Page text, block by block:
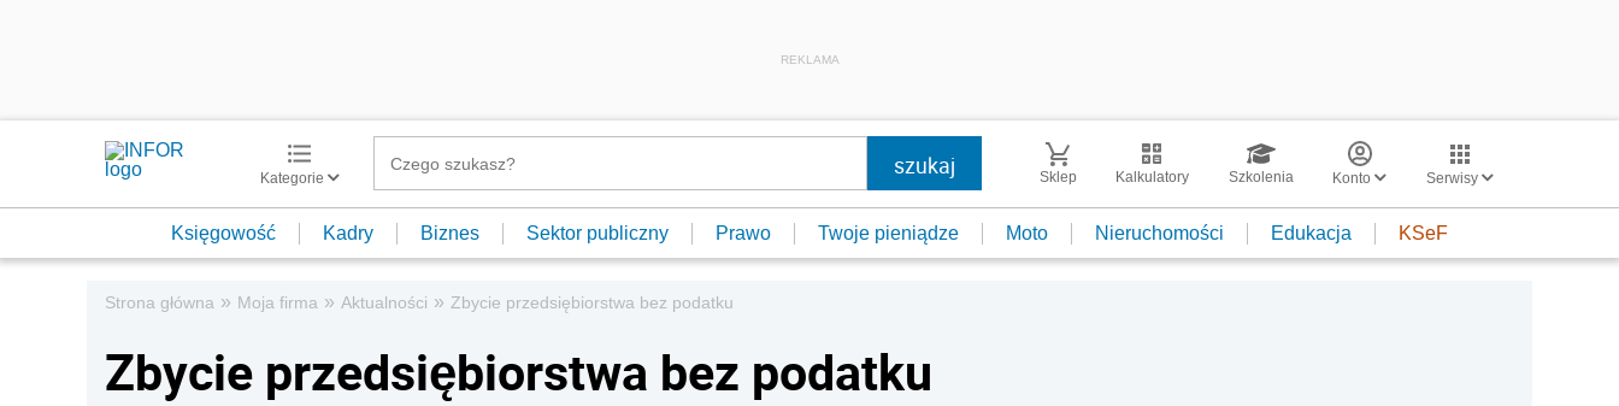
REKLAMA
Kategorie Sklep Kalkulatory Szkolenia Konto Serwisy
Księgowość Kadry Biznes Sektor publiczny Prawo Twoje pieniądze Moto Nieruchomości Edukacja KSeF
Strona główna » Moja firma » Aktualności » Zbycie przedsiębiorstwa bez podatku
Zbycie przedsiębiorstwa bez podatku